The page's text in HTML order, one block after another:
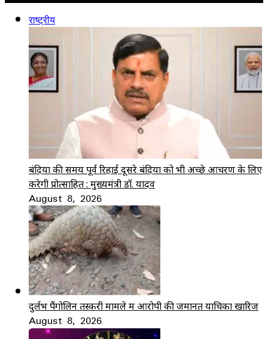
राष्ट्रीय
बंदियों की समय पूर्व रिहाई दूसरे बंदियों को भी अच्छे आचरण के लिए
करेगी प्रोत्साहित : मुख्यमंत्री डॉ. यादव
August 8, 2026
दुर्लभ पैंगोलिन तस्करी मामले में आरोपी की जमानत याचिका खारिज
August 8, 2026